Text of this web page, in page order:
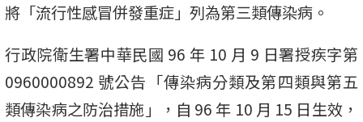
將「流行性感冒併發重症」列為第三類傳染病。
行政院衛生署中華民國 96 年 10 月 9 日署授疾字第
0960000892 號公告「傳染病分類及第四類與第五
類傳染病之防治措施」，自 96 年 10 月 15 日生效，